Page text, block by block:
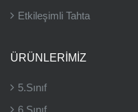
Etkileşimli Tahta
ÜRÜNLERIMIZ
5.Sınıf
6.Sınıf